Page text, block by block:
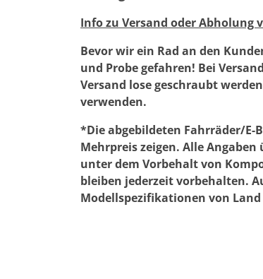
Info zu Versand oder Abholung
Bevor wir ein Rad an den
und Probe gefahren! Bei
Versand lose geschraubt
verwenden.
*Die abgebildeten Fahrräder/E-
Mehrpreis zeigen. Alle
unter dem Vorbehalt von
bleiben jederzeit vorbehalten.
Modellspezifikationen von